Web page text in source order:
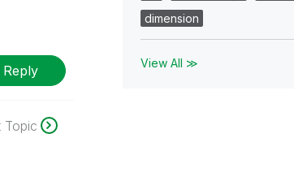
Reply
Topic
dimension
View All ≫